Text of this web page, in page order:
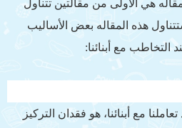
هي الاولى من مقالتين تتناول
هذه المقاله بعض الأساليب
التخاطب مع أبنائنا:
مع أبنائنا، هو فقدان التركيز